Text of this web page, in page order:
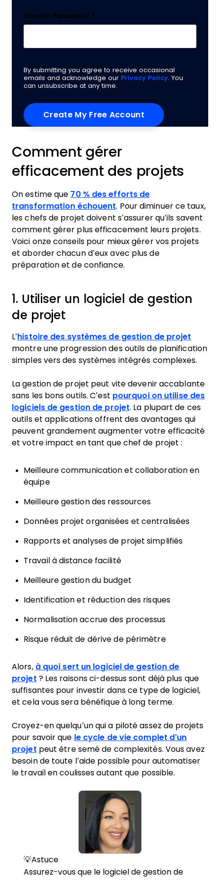
Create Password *
By submitting you agree to receive occasional
emails and acknowledge our Privacy Policy. You
can unsubscribe at any time.
Comment gérer
efficacement des projets
On estime que 70 % des efforts de
transformation échouent. Pour diminuer ce taux,
les chefs de projet doivent s’assurer qu’ils savent
comment gérer plus efficacement leurs projets.
Voici onze conseils pour mieux gérer vos projets
et aborder chacun d’eux avec plus de
préparation et de confiance.
1. Utiliser un logiciel de gestion
de projet
L’ histoire des systèmes de gestion de projet
montre une progression des outils de planification
simples vers des systèmes intégrés complexes.
La gestion de projet peut vite devenir accablante
sans les bons outils. C’est pourquoi on utilise des
logiciels de gestion de projet. La plupart de ces
outils et applications offrent des avantages qui
peuvent grandement augmenter votre efficacité
et votre impact en tant que chef de projet :
Meilleure communication et collaboration en
équipe
Meilleure gestion des ressources
Données projet organisées et centralisées
Rapports et analyses de projet simplifiés
Travail à distance facilité
Meilleure gestion du budget
Identification et réduction des risques
Normalisation accrue des processus
Risque réduit de dérive de périmètre
Alors, à quoi sert un logiciel de gestion de
projet ? Les raisons ci-dessus sont déjà plus que
suffisantes pour investir dans ce type de logiciel,
et cela vous sera bénéfique à long terme.
Croyez-en quelqu’un qui a piloté assez de projets
pour savoir que le cycle de vie complet d’un
projet peut être semé de complexités. Vous avez
besoin de toute l’aide possible pour automatiser
le travail en coulisses autant que possible.
💡Astuce
Assurez-vous que le logiciel de gestion de